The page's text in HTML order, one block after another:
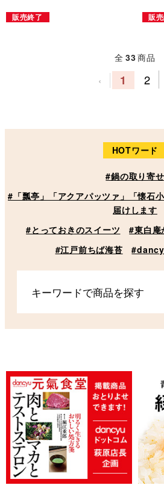
販売終了 販
全 33商品
‹ 1 2
HOTワード
#鍋の取り寄せ
#「瓢亭」「アクアパッツァ」「懐石
届けします
#とっておきのスイーツ
#東白庵
#江戸前ちば海苔